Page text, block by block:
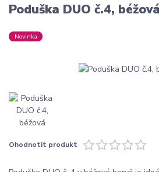
Poduška DUO č.4, béžová
Novinka
Ohodnotit produkt